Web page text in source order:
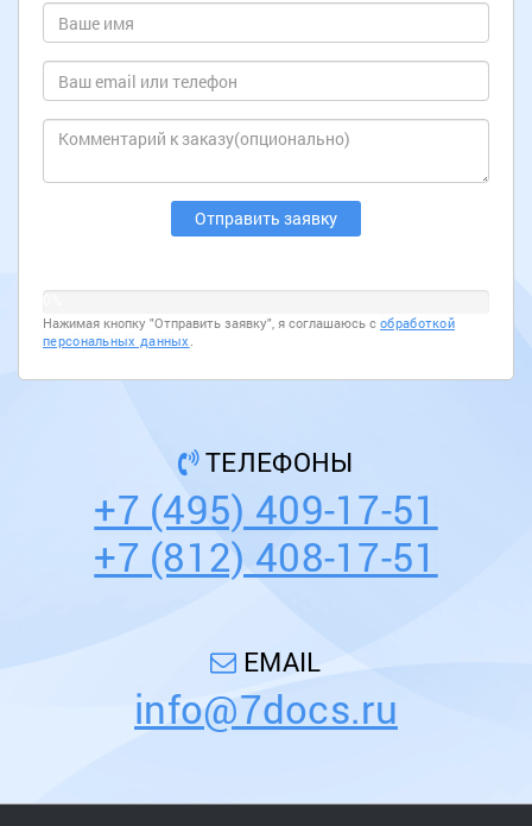
Нажимая кнопку "Отправить заявку", я соглашаюсь с обработкой
персональных данных .
ТЕЛЕФОНЫ
+7 (495) 409-17-51
+7 (812) 408-17-51
EMAIL
info@7docs.ru